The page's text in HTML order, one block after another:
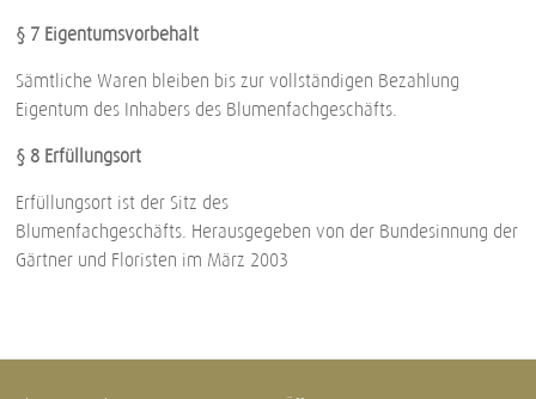
§ 7 Eigentumsvorbehalt
Sämtliche Waren bleiben bis zur vollständigen Bezahlung
Eigentum des Inhabers des Blumenfachgeschäfts.
§ 8 Erfüllungsort
Erfüllungsort ist der Sitz des
Blumenfachgeschäfts. Herausgegeben von der Bundesinnung der
Gärtner und Floristen im März 2003